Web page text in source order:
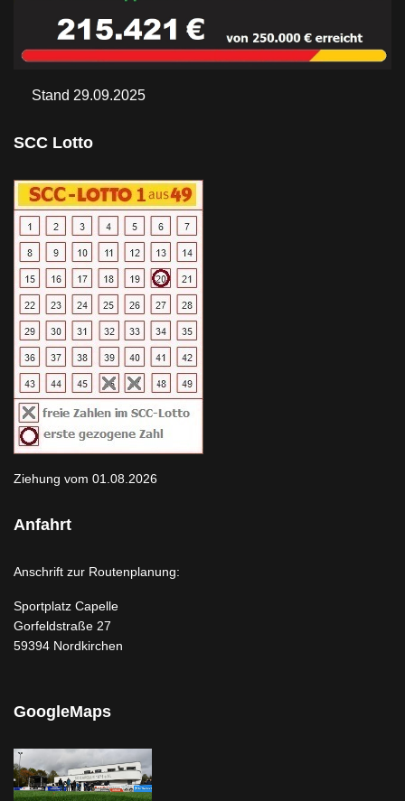
Stand 29.09.2025
SCC Lotto
Ziehung vom 01.08.2026
Anfahrt
Anschrift zur Routenplanung:
Sportplatz Capelle
Gorfeldstraße 27
59394 Nordkirchen
GoogleMaps